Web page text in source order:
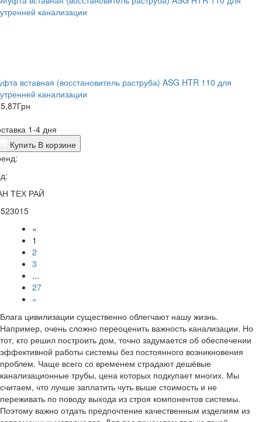
вставная (восстановитель раструба) ASG HTR 110 для
канализации
Грн
1-4 дня
Купить В корзине
ТЕХ РАЙ
«
1
2
3
...
27
»
Блага цивилизации существенно облегчают нашу жизнь.
Например, очень сложно переоценить важность канализации. Но
тот, кто решил построить дом, точно задумается об обеспечении
эффективной работы системы без постоянного возникновения
проблем. Чаще всего со временем страдают дешёвые
канализационные трубы, цена которых подкупает многих. Мы
считаем, что лучше заплатить чуть выше стоимость и не
переживать по поводу выхода из строя компонентов системы.
Поэтому важно отдать предпочтение качественным изделиям из